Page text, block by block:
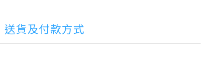
送貨及付款方式